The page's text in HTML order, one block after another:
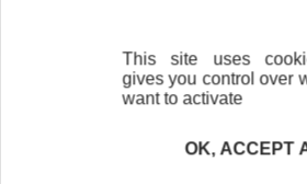
This site uses
gives you control over
want to activate
OK, ACCEPT